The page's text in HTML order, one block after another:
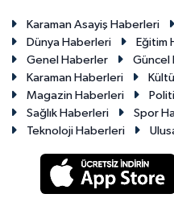
Karaman Asayiş Haberleri
Dünya Haberleri
Eğitim
Genel Haberler
Güncel
Karaman Haberleri
Magazin Haberleri
Sağlık Haberleri
Spor
Teknoloji Haberleri